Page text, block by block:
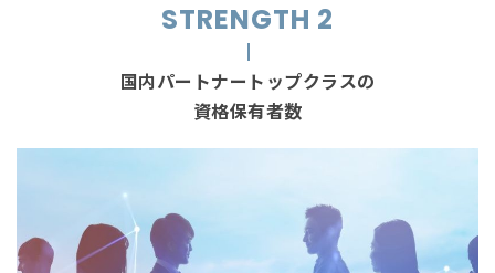
STRENGTH 2
国内パートナートップクラスの
資格保有者数